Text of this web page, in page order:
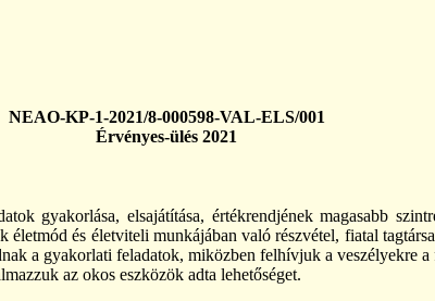
NEAO-KP-1-2021/8-000598-VAL-ELS/001
Érvényes-ülés 2021
gyakorlása, elsajátítása, értékrendjének magasabb
életmód és életviteli munkájában való részvétel, fiatal
a gyakorlati feladatok, miközben felhívjuk a veszélyekre
az okos eszközök adta lehetőséget.